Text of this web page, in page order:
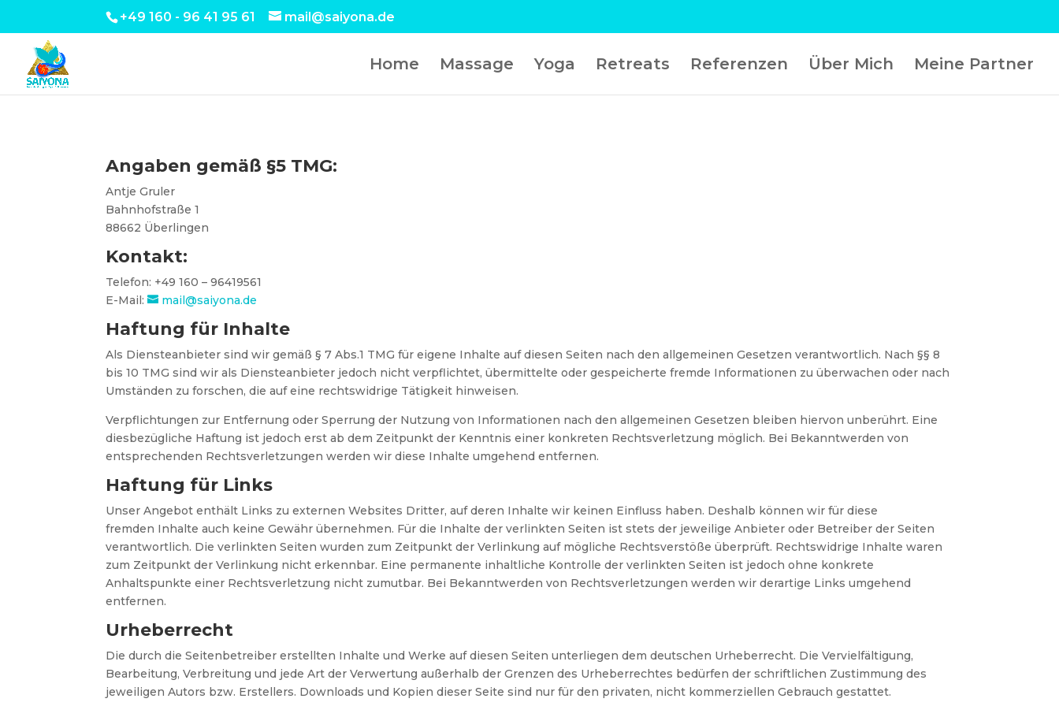
+49 160 - 96 41 95 61 mail@saiyona.de
Home Massage Yoga Retreats Referenzen Über Mich Meine Partner
Angaben gemäß §5 TMG:
Antje Gruler
Bahnhofstraße 1
88662 Überlingen
Kontakt:
Telefon: +49 160 – 96419561
E-Mail:
mail@saiyona.de
Haftung für Inhalte
Als Diensteanbieter sind wir gemäß § 7 Abs.1 TMG für eigene Inhalte auf diesen Seiten nach den allgemeinen Gesetzen verantwortlich. Nach §§ 8
bis 10 TMG sind wir als Diensteanbieter jedoch nicht verpflichtet, übermittelte oder gespeicherte fremde Informationen zu überwachen oder nach
Umständen zu forschen, die auf eine rechtswidrige Tätigkeit hinweisen.
Verpflichtungen zur Entfernung oder Sperrung der Nutzung von Informationen nach den allgemeinen Gesetzen bleiben hiervon unberührt. Eine
diesbezügliche Haftung ist jedoch erst ab dem Zeitpunkt der Kenntnis einer konkreten Rechtsverletzung möglich. Bei Bekanntwerden von
entsprechenden Rechtsverletzungen werden wir diese Inhalte umgehend entfernen.
Haftung für Links
Unser Angebot enthält Links zu externen Websites Dritter, auf deren Inhalte wir keinen Einfluss haben. Deshalb können wir für diese
fremden Inhalte auch keine Gewähr übernehmen. Für die Inhalte der verlinkten Seiten ist stets der jeweilige Anbieter oder Betreiber der Seiten
verantwortlich. Die verlinkten Seiten wurden zum Zeitpunkt der Verlinkung auf mögliche Rechtsverstöße überprüft. Rechtswidrige Inhalte waren
zum Zeitpunkt der Verlinkung nicht erkennbar. Eine permanente inhaltliche Kontrolle der verlinkten Seiten ist jedoch ohne konkrete
Anhaltspunkte einer Rechtsverletzung nicht zumutbar. Bei Bekanntwerden von Rechtsverletzungen werden wir derartige Links umgehend
entfernen.
Urheberrecht
Die durch die Seitenbetreiber erstellten Inhalte und Werke auf diesen Seiten unterliegen dem deutschen Urheberrecht. Die Vervielfältigung,
Bearbeitung, Verbreitung und jede Art der Verwertung außerhalb der Grenzen des Urheberrechtes bedürfen der schriftlichen Zustimmung des
jeweiligen Autors bzw. Erstellers. Downloads und Kopien dieser Seite sind nur für den privaten, nicht kommerziellen Gebrauch gestattet.